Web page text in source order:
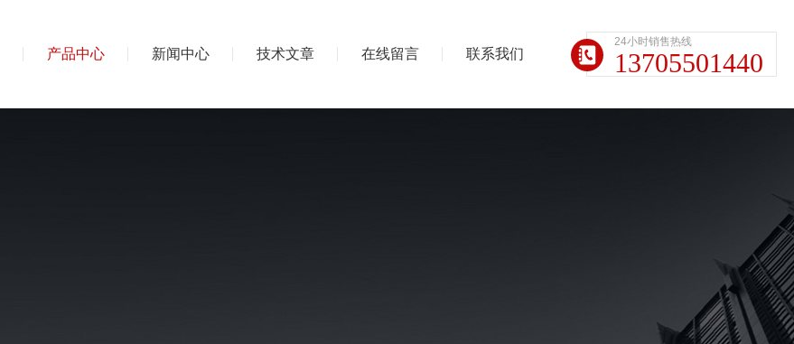
产品中心 新闻中心 技术文章 在线留言 联系我们
24小时销售热线
13705501440